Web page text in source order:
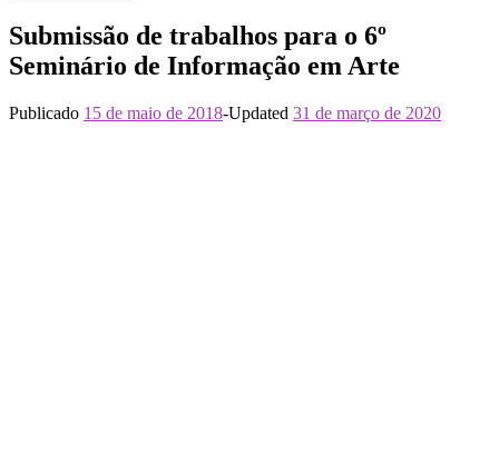
Submissão de trabalhos para o 6º
Seminário de Informação em Arte
Publicado 15 de maio de 2018-Updated 31 de março de 2020